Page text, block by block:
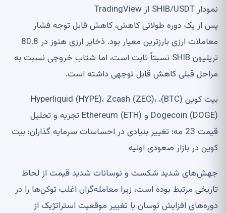
نمودار SHIB/USDT از TradingView
پس از یک دوره طولانی کاهش، کاهش قابل توجه فشار
معاملات ارزی بارزترین معیار بود. ذخایر ارزی هنوز در 80.8
تریلیون SHIB نسبتاً ثابت است، اما شتاب خروجی نسبت به
مراحل قبلی کاهش قابل توجهی داشته است.
بیت کوین (BTC)، Hyperliquid (HYPE)، Zcash (ZEC)،
Dogecoin (DOGE) و Ethereum (ETH) تجزیه و تحلیل
قیمت 23 مه: تغییر بنیادی در احساسات سرمایه گذاران: بیت
کوین در بازار صعودی اولیه
جهش‌های شدید شکست و نوسانات شدید قیمت از لحاظ
تاریخی مرتبط بوده است، زیرا معامله‌گران اغلب توکن‌ها را در
دوره‌های افزایش نوسان یا تغییر موقعیت استراتژیک از